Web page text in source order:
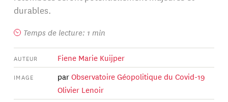
durables.
Temps de lecture: 1 min
AUTEUR Fiene Marie Kuijper
IMAGE parObservatoire Géopolitique du Covid-19
Olivier Lenoir